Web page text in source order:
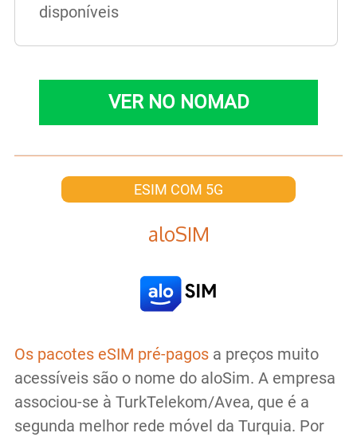
disponíveis
VER NO NOMAD
ESIM COM 5G
aloSIM
Os pacotes eSIM pré-pagosa preços muito
acessíveis são o nome do aloSim. A empresa
associou-se à TurkTelekom/Avea, que é a
segunda melhor rede móvel da Turquia. Por